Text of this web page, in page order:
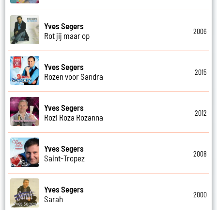
Yves Segers
Rot jij maar op
2006
Yves Segers
Rozen voor Sandra
2015
Yves Segers
Rozi Roza Rozanna
2012
Yves Segers
Saint-Tropez
2008
Yves Segers
Sarah
2000